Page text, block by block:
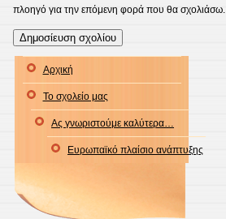
πλοηγό για την επόμενη φορά που θα σχολιάσω.
Αρχική
Το σχολείο μας
Ας γνωριστούμε καλύτερα…
Ευρωπαϊκό πλαίσιο ανάπτυξης